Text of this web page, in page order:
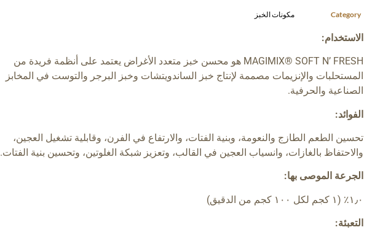
Category مكونات الخبز
الاستخدام:
MAGIMIX® SOFT N’ FRESH هو محسن خبز متعدد الأغراض يعتمد على أنظمة فريدة من
المستحلبات والإنزيمات مصممة لإنتاج خبز الساندويتشات وخبز البرجر والتوست في المخابز
الصناعية والحرفية.
الفوائد:
تحسين الطعم الطازج والنعومة، وبنية الفتات، والارتفاع في الفرن، وقابلية تشغيل العجين،
والاحتفاظ بالغازات، وانسياب العجين في القالب، وتعزيز شبكة الغلوتين، وتحسين بنية الفتات.
الجرعة الموصى بها:
١٫٠٪ (١ كجم لكل ١٠٠ كجم من الدقيق)
التعبئة: